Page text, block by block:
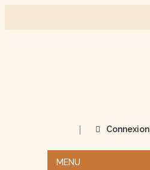
Connexion
|
MENU